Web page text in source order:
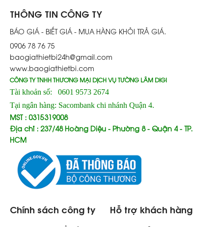
THÔNG TIN CÔNG TY
BÁO GIÁ - BIẾT GIÁ - MUA HÀNG KHỎI TRẢ GIÁ.
0906 78 76 75
baogiathietbi24h@gmail.com
www.baogiathietbi.com
CÔNG TY TNHH THƯƠNG MẠI DỊCH VỤ TƯỜNG LÂM DIGI
Tài khoản số: 0601 9573 2674
Tại ngân hàng: Sacombank chi nhánh Quận 4.
MST : 0315319008
Địa chỉ : 237/48 Hoàng Diệu - Phường 8 - Quận 4 - TP.
HCM
Chính sách công ty Hỗ trợ khách hàng